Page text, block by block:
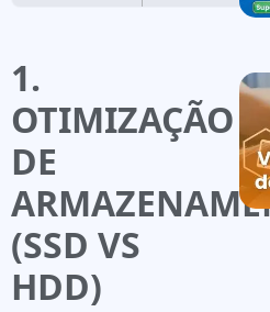
1.
OTIMIZAÇÃO
DE
(SSD VS
HDD)